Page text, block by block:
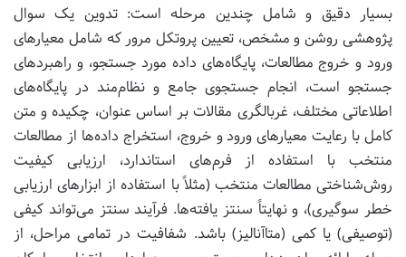
بسیار دقیق و شامل چندین مرحله است: تدوین یک سوال
پژوهشی روشن و مشخص، تعیین پروتکل مرور که شامل معیارهای
ورود و خروج مطالعات، پایگاه‌های داده مورد جستجو، و راهبردهای
جستجو است، انجام جستجوی جامع و نظام‌مند در پایگاه‌های
اطلاعاتی مختلف، غربالگری مقالات بر اساس عنوان، چکیده و متن
کامل با رعایت معیارهای ورود و خروج، استخراج داده‌ها از مطالعات
منتخب با استفاده از فرم‌های استاندارد، ارزیابی کیفیت
روش‌شناختی مطالعات منتخب (مثلاً با استفاده از ابزارهای ارزیابی
خطر سوگیری)، و نهایتاً سنتز یافته‌ها. فرآیند سنتز می‌تواند کیفی
(توصیفی) یا کمی (متاآنالیز) باشد. شفافیت در تمامی مراحل، از